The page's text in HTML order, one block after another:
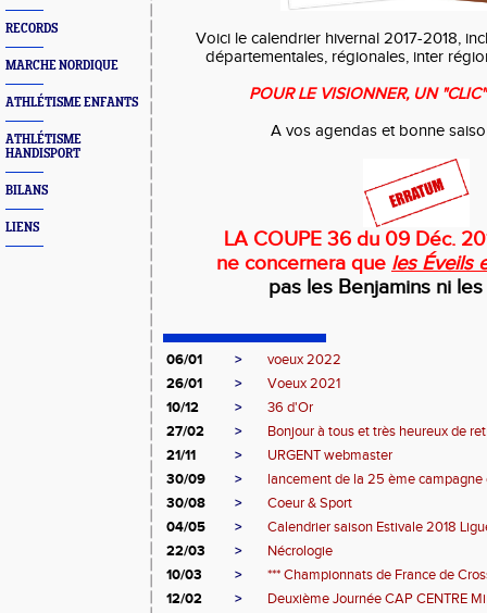
RECORDS
MARCHE NORDIQUE
ATHLÉTISME ENFANTS
ATHLÉTISME
HANDISPORT
BILANS
LIENS
Voici le calendrier hivernal 2017-2018,
départementales, régionales, inter
POUR LE VISIONNER, UN
A vos agendas et bonne
LA COUPE 36 du 09 Déc.
ne concernera que les Éveils
pas les Benjamins ni
06/01 >
voeux 2022
26/01
>
Voeux 2021
10/12
>
36 d'Or
27/02
>
Bonjour à tous et très heureux de
21/11
>
URGENT webmaster
30/09
>
lancement de la 25 ème campagne
30/08
>
Coeur & Sport
04/05
>
Calendrier saison Estivale 2018
22/03
>
Nécrologie
10/03
>
*** Championnats de France de
12/02
>
Deuxième Journée CAP CENTRE